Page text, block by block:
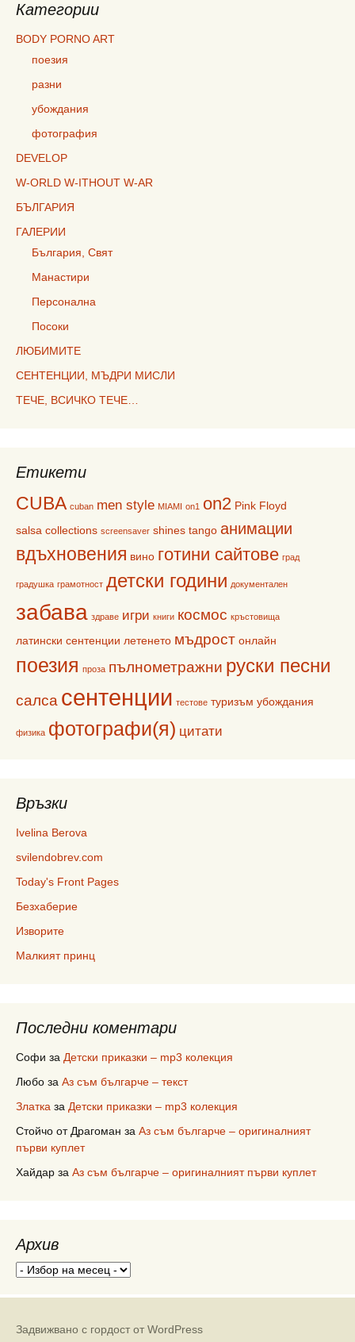
Категории
BODY PORNO ART
поезия
разни
убождания
фотография
DEVELOP
W-ORLD W-ITHOUT W-AR
БЪЛГАРИЯ
ГАЛЕРИИ
България, Свят
Манастири
Персонална
Посоки
ЛЮБИМИТЕ
СЕНТЕНЦИИ, МЪДРИ МИСЛИ
ТЕЧЕ, ВСИЧКО ТЕЧЕ…
Етикети
CUBA cuban men style MIAMI on1 on2 Pink Floyd
salsa collections screensaver shines tango анимации
вдъхновения вино готини сайтове град
градушка грамотност детски години документален
забава здраве игри книги космос кръстовища
латински сентенции летенето мъдрост онлайн
поезия проза пълнометражни руски песни
салса сентенции тестове туризъм убождания
физика фотографи(я) цитати
Връзки
Ivelina Berova
svilendobrev.com
Today's Front Pages
Безхаберие
Изворите
Малкият принц
Последни коментари
Софи за Детски приказки – mp3 колекция
Любо за Аз съм българче – текст
Златка за Детски приказки – mp3 колекция
Стойчо от Драгоман за Аз съм българче – оригиналният
първи куплет
Хайдар за Аз съм българче – оригиналният първи куплет
Архив
Архив
Задвижвано с гордост от WordPress